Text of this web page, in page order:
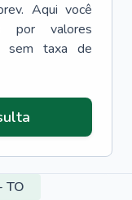
Aqui você
por valores
sem taxa de
TO